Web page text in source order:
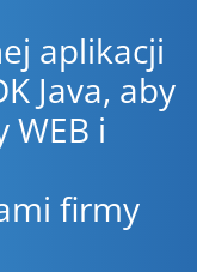
aplikacji
Java, aby
i
firmy